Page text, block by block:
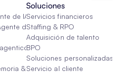
de IA
de IA
& Trapo
Soluciones
Servicios financieros
Staffing & RPO
Adquisición de talento
BPO
Soluciones personalizadas de IA
Servicio al cliente